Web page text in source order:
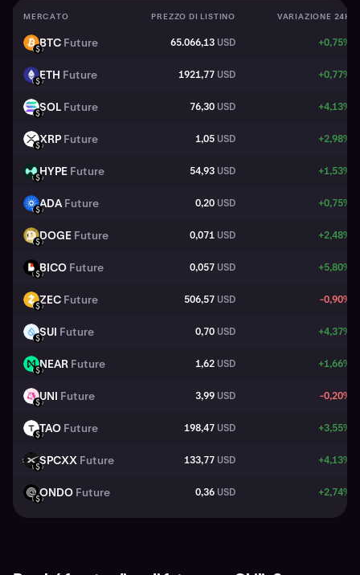
MERCATO PREZZO DI LISTINO VARIAZIONE 24H
BTC
USDBTC Future 65.066,13 USD +0,75%
ETH
USDETH Future 1921,77 USD +0,77%
SOL
USDSOL Future 76,30 USD +4,13%
XRP
USDXRP Future 1,05 USD +2,98%
HYPE
USDHYPE Future 54,93 USD +1,53%
ADA
USDADAFuture 0,20 USD +0,75%
DOGE
USDDOGE Future 0,071 USD +2,48%
BICO
USDBICO Future 0,057 USD +5,80%
ZEC
USDZEC Future 506,57 USD -0,90%
SUI
USDSUI Future 0,70 USD +4,37%
NEAR
USDNEAR Future 1,62 USD +1,66%
UNI
USDUNI Future 3,99 USD -0,20%
TAO
USDTAO Future 198,47 USD +3,55%
SPCXX
USDSPCXX Future 133,77 USD +4,13%
ONDO
USDONDO Future 0,36 USD +2,74%